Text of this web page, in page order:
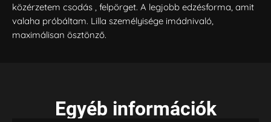
közérzetem csodás , felpörget. A legjobb edzésforma, amit
valaha próbáltam. Lilla személyisége imádnivaló,
maximálisan ösztönző.
Egyéb információk